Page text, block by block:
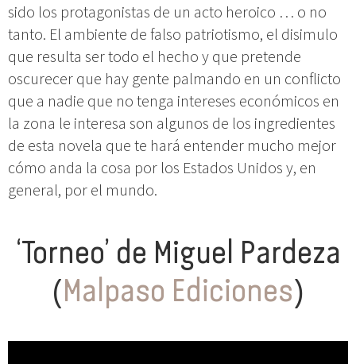
sido los protagonistas de un acto heroico … o no
tanto. El ambiente de falso patriotismo, el disimulo
que resulta ser todo el hecho y que pretende
oscurecer que hay gente palmando en un conflicto
que a nadie que no tenga intereses económicos en
la zona le interesa son algunos de los ingredientes
de esta novela que te hará entender mucho mejor
cómo anda la cosa por los Estados Unidos y, en
general, por el mundo.
‘Torneo’ de Miguel Pardeza
(Malpaso Ediciones)